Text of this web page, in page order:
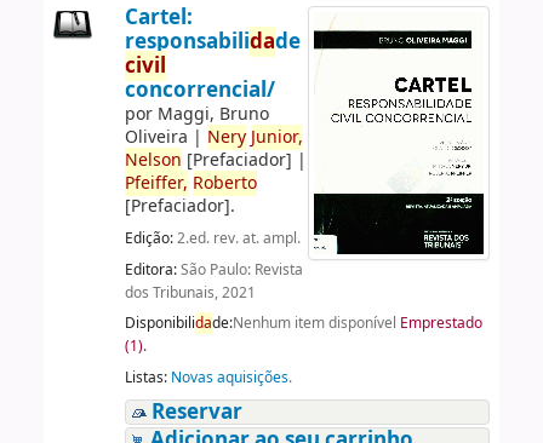
Cartel:
responsabilidade
civil
concorrencial/
por Maggi, Bruno
Oliveira | Nery Junior,
Nelson [Prefaciador] |
Pfeiffer, Roberto
[Prefaciador].
Edição:2.ed. rev. at. ampl.
Editora:São Paulo: Revista
dos Tribunais, 2021
Disponibilidade:Nenhum item disponível Emprestado
(1).
Listas: Novas aquisições.
Reservar